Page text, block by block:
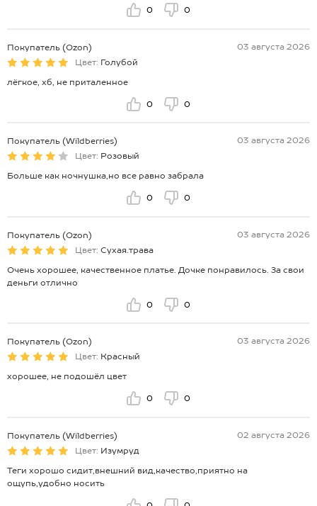
0 0
Покупатель (Ozon)
03 августа 2026
Цвет: Голубой
лёгкое, хб, не приталенное
0 0
Покупатель (Wildberries)
03 августа 2026
Цвет: Розовый
Больше как ночнушка,но все равно забрала
0 0
Покупатель (Ozon)
03 августа 2026
Цвет: Сухая.трава
Очень хорошее, качественное платье. Дочке понравилось. За свои
деньги отлично
0 0
Покупатель (Ozon)
03 августа 2026
Цвет: Красный
хорошее, не подошёл цвет
0 0
Покупатель (Wildberries)
02 августа 2026
Цвет: Изумруд
Теги хорошо сидит,внешний вид,качество,приятно на
ощупь,удобно носить